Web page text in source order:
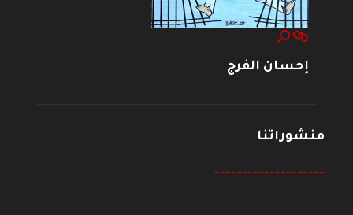
إحسان الفرج
منشوراتنا
--------------------